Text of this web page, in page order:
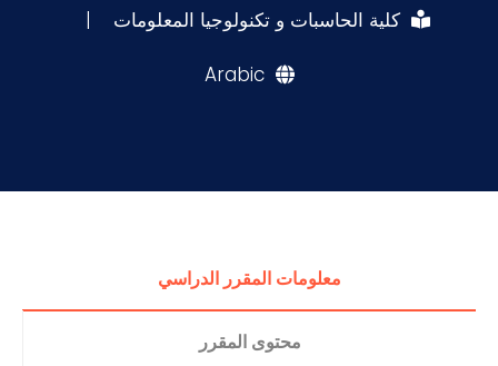
كلية الحاسبات و تكنولوجيا المعلومات |
Arabic
معلومات المقرر الدراسي
محتوى المقرر